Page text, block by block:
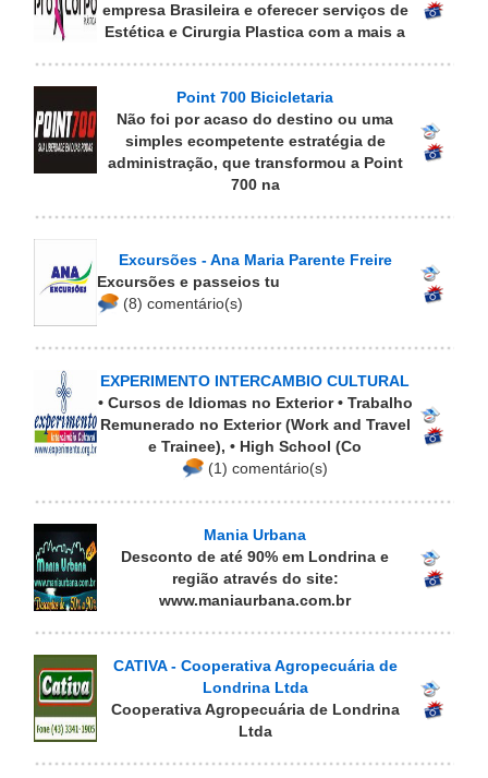
empresa Brasileira e oferecer serviços de
Estética e Cirurgia Plastica com a mais a
Point 700 Bicicletaria
Não foi por acaso do destino ou uma
simples ecompetente estratégia de
administração, que transformou a Point
700 na
Excursões - Ana Maria Parente Freire
Excursões e passeios tu
(8) comentário(s)
EXPERIMENTO INTERCAMBIO CULTURAL
• Cursos de Idiomas no Exterior • Trabalho
Remunerado no Exterior (Work and Travel
e Trainee), • High School (Co
(1) comentário(s)
Mania Urbana
Desconto de até 90% em Londrina e
região através do site:
www.maniaurbana.com.br
CATIVA - Cooperativa Agropecuária de
Londrina Ltda
Cooperativa Agropecuária de Londrina
Ltda